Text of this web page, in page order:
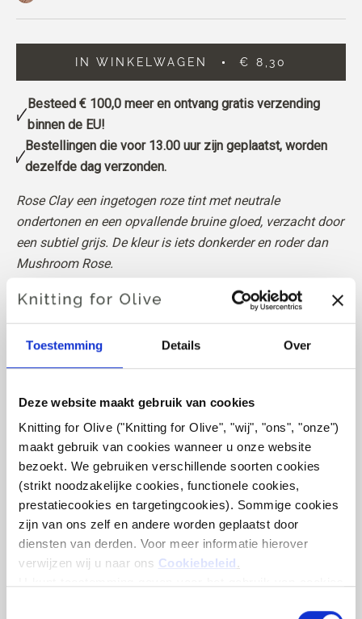
Toestemming Details Over
Deze website maakt gebruik van cookies
Knitting for Olive ("Knitting for Olive", "wij", "ons", "onze")
maakt gebruik van cookies wanneer u onze website
bezoekt. We gebruiken verschillende soorten cookies
(strikt noodzakelijke cookies, functionele cookies,
prestatiecookies en targetingcookies). Sommige cookies
zijn van ons zelf en andere worden geplaatst door
diensten van derden. Voor meer informatie hierover
verwijzen wij u naar ons Cookiebeleid .
IN WINKELWAGEN € 8,30
Besteed € 100,0meer en ontvang gratis verzending
binnen de EU!
Bestellingen die voor 13.00 uur zijn geplaatst, worden
dezelfde dag verzonden.
Rose Clay een ingetogen roze tint met neutrale
ondertonen en een opvallende bruine gloed, verzacht door
een subtiel grijs. De kleur is iets donkerder en roder dan
Mushroom Rose.
Tint : Neutraal
Kleurseizoen: Zachte zomer
Ook geschikt voor
: Lichte zomer en Lichte lente
wol. Het garen heeft een mooie en natuurlijke structuur.
Het is een zacht en heerlijk garen, iets minder fijn dan
onze dunne Merino.
Onze merinowol komt van schapen die gefokt zijn in
Nieuw-Zeeland, waar mulesing niet wordt beoefend. De
wol kan direct worden herleid tot de boerderij waar hij
vandaan komt. Op deze manier weten we precies welke